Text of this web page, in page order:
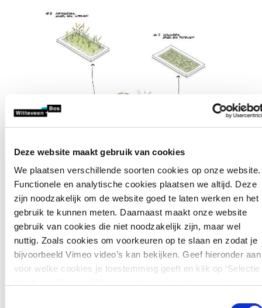
Deze website maakt gebruik van cookies
We plaatsen verschillende soorten cookies op onze website.
Functionele en analytische cookies plaatsen we altijd. Deze
zijn noodzakelijk om de website goed te laten werken en het
gebruik te kunnen meten. Daarnaast maakt onze website
gebruik van cookies die niet noodzakelijk zijn, maar wel
nuttig. Zoals cookies om voorkeuren op te slaan en zodat je
bijvoorbeeld Vimeo video’s kan bekijken. Geef hieronder aan
voor welke cookies je toestemming geeft en klik op ‘Selectie